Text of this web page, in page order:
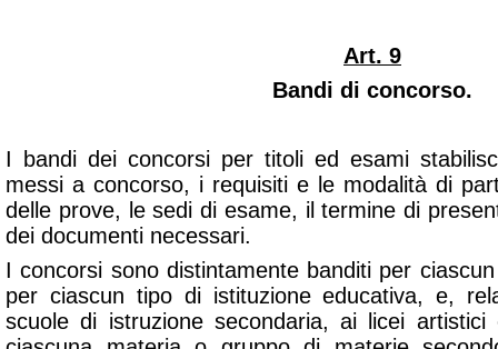
Art. 9
Bandi di concorso.
I bandi dei concorsi per titoli ed esami
messi a concorso, i requisiti e le modalità di
delle prove, le sedi di esame, il termine di
dei documenti necessari.
I concorsi sono distintamente banditi per
per ciascun tipo di istituzione educativa, e,
scuole di istruzione secondaria, ai licei